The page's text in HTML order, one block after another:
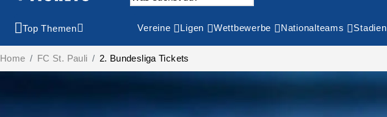
Top Themen Vereine Ligen Wettbewerbe Nationalteams Stadien
Home FC St. Pauli 2. Bundesliga Tickets